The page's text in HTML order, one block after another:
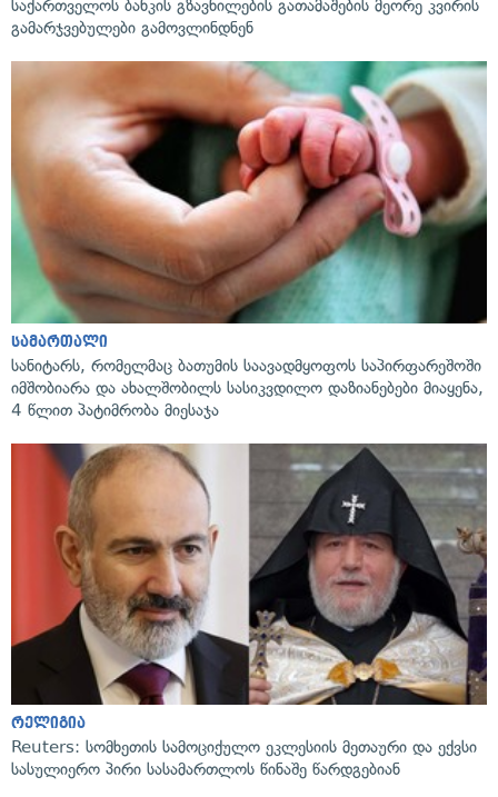
საქართველოს ბანკის გზავნილების გათამაშების მეორე კვირის
გამარჯვებულები გამოვლინდნენ
სამართალი
სანიტარს, რომელმაც ბათუმის საავადმყოფოს საპირფარეშოში
იმშობიარა და ახალშობილს სასიკვდილო დაზიანებები მიაყენა,
4 წლით პატიმრობა მიესაჯა
რელიგია
Reuters: სომხეთის სამოციქულო ეკლესიის მეთაური და ექვსი
სასულიერო პირი სასამართლოს წინაშე წარდგებიან